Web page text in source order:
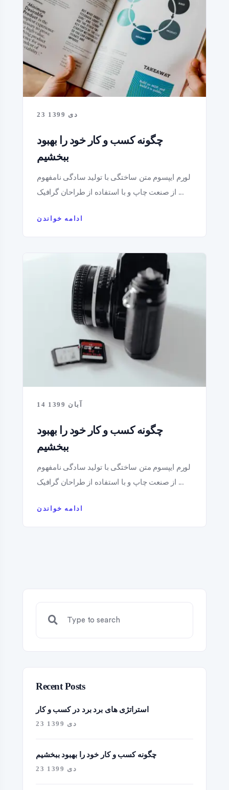
23 دی 1399
چگونه کسب و کار خود را بهبود
ببخشیم
لورم ایپسوم متن ساختگی با تولید سادگی نامفهوم
از صنعت چاپ و با استفاده از طراحان گرافیک ...
ادامه خواندن
14 آبان 1399
چگونه کسب و کار خود را بهبود
ببخشیم
لورم ایپسوم متن ساختگی با تولید سادگی نامفهوم
از صنعت چاپ و با استفاده از طراحان گرافیک ...
ادامه خواندن
Recent Posts
استراتژی های برد برد در کسب و کار
23 دی 1399
چگونه کسب و کار خود را بهبود ببخشیم
23 دی 1399